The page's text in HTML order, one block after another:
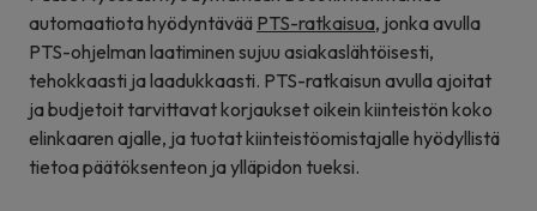
automaatiota hyödyntävää PTS-ratkaisua, jonka avulla
PTS-ohjelman laatiminen sujuu asiakaslähtöisesti,
tehokkaasti ja laadukkaasti. PTS-ratkaisun avulla ajoitat
ja budjetoit tarvittavat korjaukset oikein kiinteistön koko
elinkaaren ajalle, ja tuotat kiinteistöomistajalle hyödyllistä
tietoa päätöksenteon ja ylläpidon tueksi.